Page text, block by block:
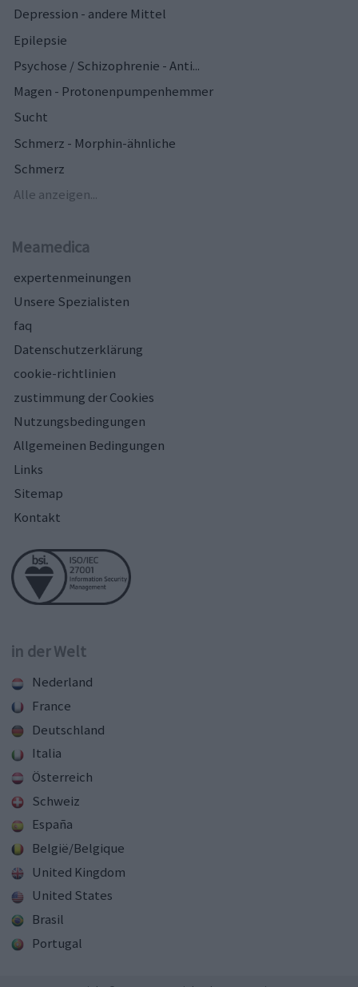
Depression - andere Mittel
Epilepsie
Psychose / Schizophrenie - Anti...
Magen - Protonenpumpenhemmer
Sucht
Schmerz - Morphin-ähnliche
Schmerz
Alle anzeigen...
Meamedica
expertenmeinungen
Unsere Spezialisten
faq
Datenschutzerklärung
cookie-richtlinien
zustimmung der Cookies
Nutzungsbedingungen
Allgemeinen Bedingungen
Links
Sitemap
Kontakt
in der Welt
Nederland
France
Deutschland
Italia
Österreich
Schweiz
España
België/Belgique
United Kingdom
United States
Brasil
Portugal